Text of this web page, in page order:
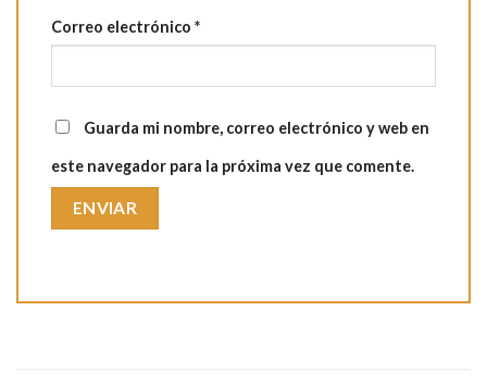
Correo electrónico *
Guarda mi nombre, correo electrónico y web en
este navegador para la próxima vez que comente.